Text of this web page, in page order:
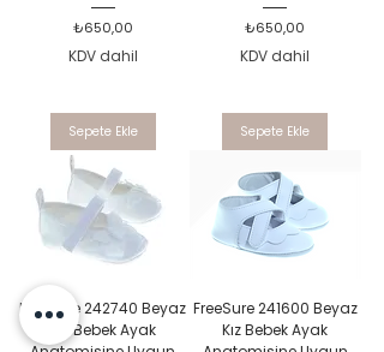
Fiyat
₺650,00
KDV dahil
Sepete Ekle
Fiyat
₺650,00
KDV dahil
Sepete Ekle
FreeSure 242740 Beyaz
Kız Bebek Ayak
FreeSure 241600 Beyaz
Kız Bebek Ayak